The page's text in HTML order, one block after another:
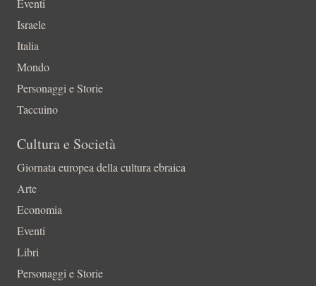
Eventi
Israele
Italia
Mondo
Personaggi e Storie
Taccuino
Cultura e Società
Giornata europea della cultura ebraica
Arte
Economia
Eventi
Libri
Personaggi e Storie